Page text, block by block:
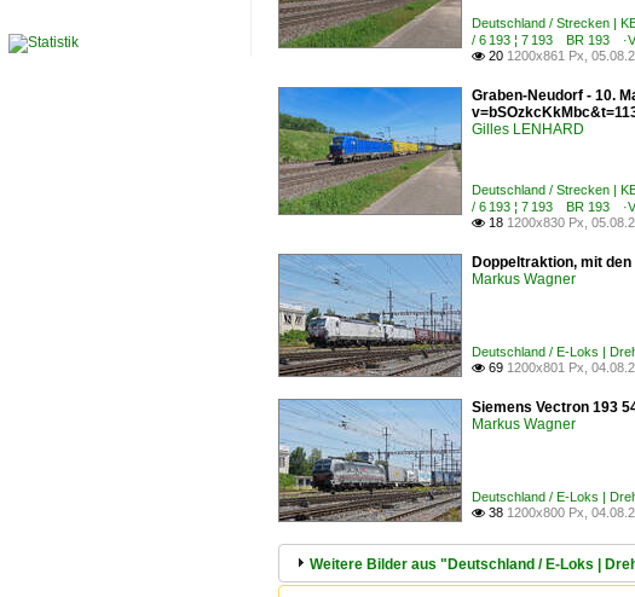
Deutschland / Strecken |
/ 6 193 ¦ 7 193 BR 193
 20 1200x861 Px,
Graben-Neudorf - 10.
Gilles LENHARD
Deutschland / Strecken |
/ 6 193 ¦ 7 193 BR 193
 18 1200x830 Px,
Doppeltraktion, mit
Markus Wagner
Deutschland / E-Loks |
 69 1200x801 Px,
Siemens Vectron 193
Markus Wagner
Deutschland / E-Loks |
 38 1200x800 Px,
Weitere Bilder aus "Deutschland / E-Loks |